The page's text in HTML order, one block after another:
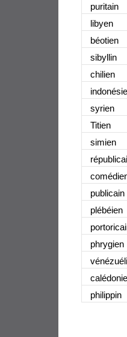
puritain
libyen
béotien
sibyllin
chilien
syrien
Titien
simien
publicain
plébéien
phrygien
philippin